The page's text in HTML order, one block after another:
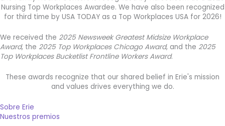
Nursing Top Workplaces Awardee. We have also been recognized
for third time by USA TODAY as a Top Workplaces USA for 2026!
We received the 2025 Newsweek Greatest Midsize Workplace
Award, the 2025 Top Workplaces Chicago Award, and the 2025
Top Workplaces Bucketlist Frontline Workers Award.
These awards recognize that our shared belief in Erie's mission
and values drives everything we do.
Sobre Erie
Nuestros premios